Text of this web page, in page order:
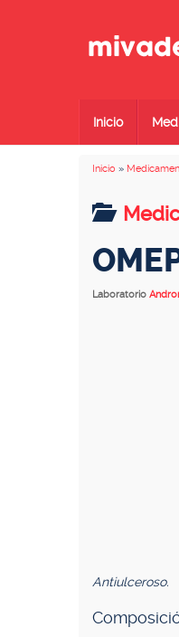
Inicio
Inicio »
Laboratorio
Antiulceroso.